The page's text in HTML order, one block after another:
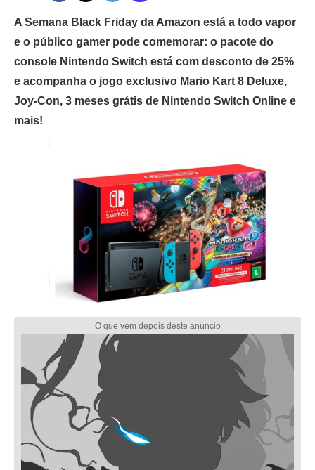
A Semana Black Friday da Amazon está a todo vapor
e o público gamer pode comemorar: o pacote do
console Nintendo Switch está com desconto de 25%
e acompanha o jogo exclusivo Mario Kart 8 Deluxe,
Joy-Con, 3 meses grátis de Nintendo Switch Online e
mais!